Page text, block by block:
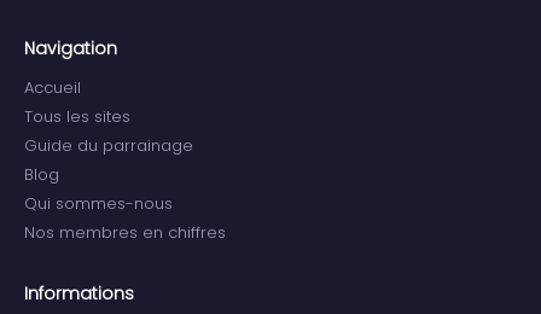
Navigation
Accueil
Tous les sites
Guide du parrainage
Blog
Qui sommes-nous
Nos membres en chiffres
Informations